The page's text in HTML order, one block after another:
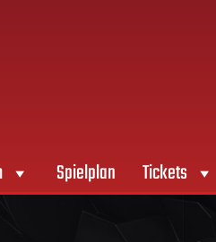
Spielplan Tickets